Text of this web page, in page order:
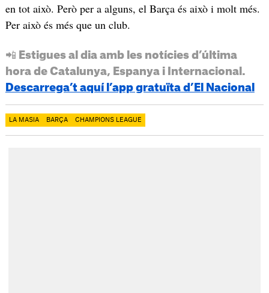
en tot això. Però per a alguns, el Barça és això i molt més.
Per això és més que un club.
📲 Estigues al dia amb les notícies d’última
hora de Catalunya, Espanya i Internacional.
Descarrega’t aquí l’app gratuïta d’El Nacional
LA MASIA BARÇA CHAMPIONS LEAGUE